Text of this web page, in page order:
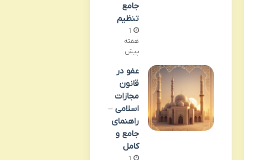
جامع
تنظیم
1
هفته
پیش
عفو در
قانون
مجازات
اسلامی –
راهنمای
جامع و
کامل